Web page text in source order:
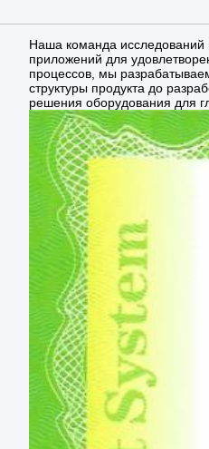
Наша команда исследований
приложений для
процессов, мы
структуры продукта до
решения оборудования для